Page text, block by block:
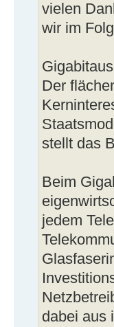
vielen
wir im
Der
stellt das
Beim
jedem
dabei aus